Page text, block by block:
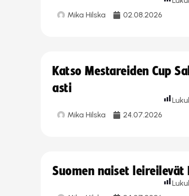
Mika Hilska 02.08.2026
Katso Mestareiden Cup
asti
Mika Hilska 24.07.2026
Suomen naiset